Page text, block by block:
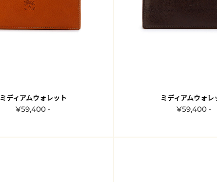
ミディアムウォレット
¥59,400 -
ミディアムウォレ
¥59,400 -